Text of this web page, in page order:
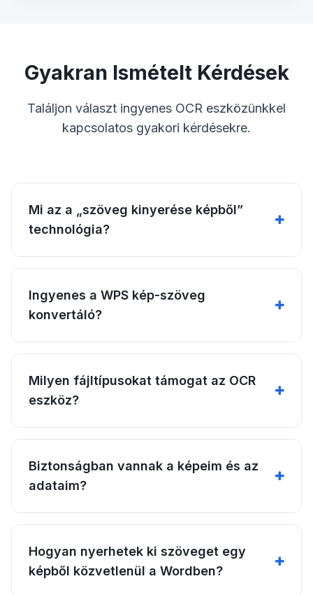
Gyakran Ismételt Kérdések
Találjon választ ingyenes OCR eszközünkkel
kapcsolatos gyakori kérdésekre.
Mi az a „szöveg kinyerése képből”
technológia?
Ingyenes a WPS kép-szöveg
konvertáló?
Milyen fájltípusokat támogat az OCR
eszköz?
Biztonságban vannak a képeim és az
adataim?
Hogyan nyerhetek ki szöveget egy
képből közvetlenül a Wordben?